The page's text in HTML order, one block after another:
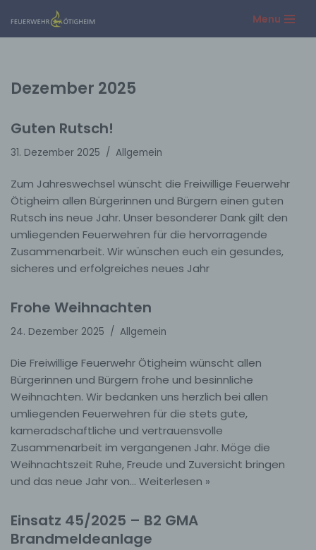
Zum
Menu
Dezember 2025
Guten Rutsch!
31. Dezember 2025 Allgemein
Zum Jahreswechsel wünscht die Freiwillige Feuerwehr
Ötigheim allen Bürgerinnen und Bürgern einen guten
Rutsch ins neue Jahr. Unser besonderer Dank gilt den
umliegenden Feuerwehren für die hervorragende
Zusammenarbeit. Wir wünschen euch ein gesundes,
sicheres und erfolgreiches neues Jahr
Frohe Weihnachten
24. Dezember 2025 Allgemein
Die Freiwillige Feuerwehr Ötigheim wünscht allen
Bürgerinnen und Bürgern frohe und besinnliche
Weihnachten. Wir bedanken uns herzlich bei allen
umliegenden Feuerwehren für die stets gute,
kameradschaftliche und vertrauensvolle
Zusammenarbeit im vergangenen Jahr. Möge die
Weihnachtszeit Ruhe, Freude und Zuversicht bringen
und das neue Jahr von… Weiterlesen »
Einsatz 45/2025 – B2 GMA
Brandmeldeanlage